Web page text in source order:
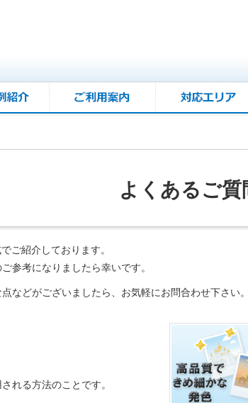
よくあるご質
ご紹介しております。
参考になりましたら幸いです。
などがございましたら、お気軽にお問合わせ下さい。
れる方法のことです。